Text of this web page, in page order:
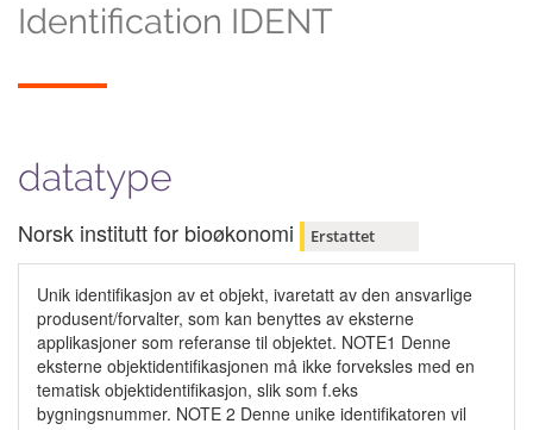
Identification IDENT
datatype
Norsk institutt for bioøkonomi Erstattet
Unik identifikasjon av et objekt, ivaretatt av den ansvarlige
produsent/forvalter, som kan benyttes av eksterne
applikasjoner som referanse til objektet. NOTE1 Denne
eksterne objektidentifikasjonen må ikke forveksles med en
tematisk objektidentifikasjon, slik som f.eks
bygningsnummer. NOTE 2 Denne unike identifikatoren vil